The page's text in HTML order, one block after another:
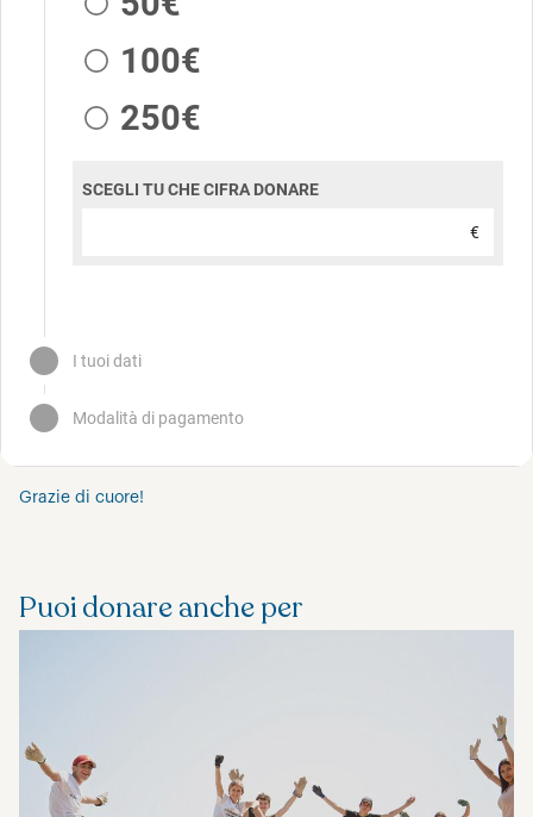
Grazie di cuore!
Puoi donare anche per